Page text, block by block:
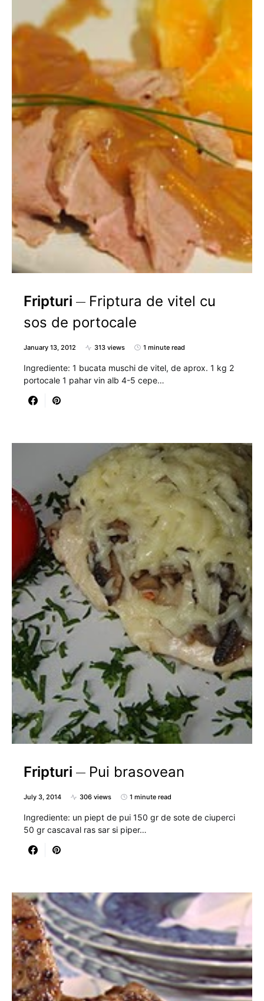
Fripturi
Friptura de vitel cu
sos de portocale
January 13, 2012 313 views 1 minute read
Ingrediente: 1 bucata muschi de vitel, de aprox. 1 kg 2
portocale 1 pahar vin alb 4-5 cepe…
Fripturi Pui brasovean
July 3, 2014 306 views 1 minute read
Ingrediente: un piept de pui 150 gr de sote de ciuperci
50 gr cascaval ras sar si piper…